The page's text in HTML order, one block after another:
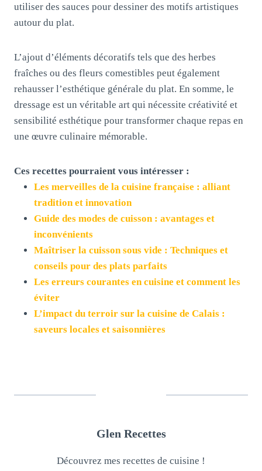
utiliser des sauces pour dessiner des motifs artistiques
autour du plat.
L’ajout d’éléments décoratifs tels que des herbes
fraîches ou des fleurs comestibles peut également
rehausser l’esthétique générale du plat. En somme, le
dressage est un véritable art qui nécessite créativité et
sensibilité esthétique pour transformer chaque repas en
une œuvre culinaire mémorable.
Ces recettes pourraient vous intéresser :
Les merveilles de la cuisine française : alliant
tradition et innovation
Guide des modes de cuisson : avantages et
inconvénients
Maîtriser la cuisson sous vide : Techniques et
conseils pour des plats parfaits
Les erreurs courantes en cuisine et comment les
éviter
L’impact du terroir sur la cuisine de Calais :
saveurs locales et saisonnières
Glen Recettes
Découvrez mes recettes de cuisine !